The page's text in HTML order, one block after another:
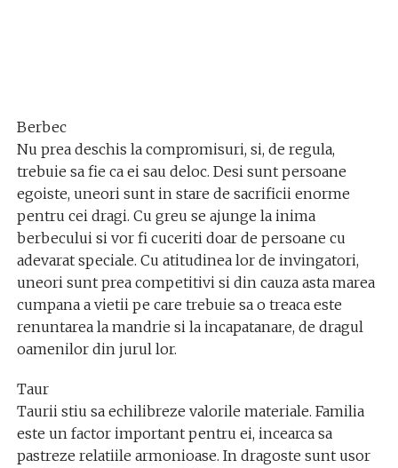
Berbec
Nu prea deschis la compromisuri, si, de regula,
trebuie sa fie ca ei sau deloc. Desi sunt persoane
egoiste, uneori sunt in stare de sacrificii enorme
pentru cei dragi. Cu greu se ajunge la inima
berbecului si vor fi cuceriti doar de persoane cu
adevarat speciale. Cu atitudinea lor de invingatori,
uneori sunt prea competitivi si din cauza asta marea
cumpana a vietii pe care trebuie sa o treaca este
renuntarea la mandrie si la incapatanare, de dragul
oamenilor din jurul lor.
Taur
Taurii stiu sa echilibreze valorile materiale. Familia
este un factor important pentru ei, incearca sa
pastreze relatiile armonioase. In dragoste sunt usor